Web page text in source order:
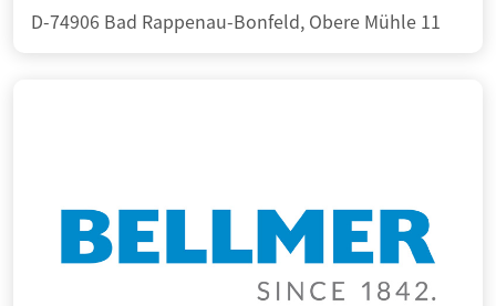
D-74906 Bad Rappenau-Bonfeld, Obere Mühle 11